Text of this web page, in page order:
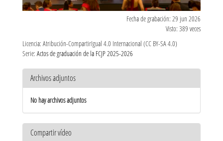
Fecha de grabación: 29 jun 2026
Visto: 389 veces
Licencia: Atribución-CompartirIgual 4.0 Internacional (CC BY-SA 4.0)
Serie: Actos de graduación de la FCJP 2025-2026
Archivos adjuntos
No hay archivos adjuntos
Compartir vídeo